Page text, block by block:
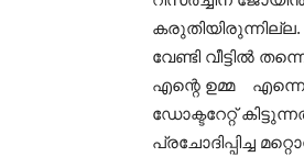
കരുതിയിരുന്നില്ല.
വേണ്ടി വീട്ടിൽ
എന്റെ ഉമ്മ
ഡോക്ടറേറ്റ്
പ്രചോദിപ്പിച്ച